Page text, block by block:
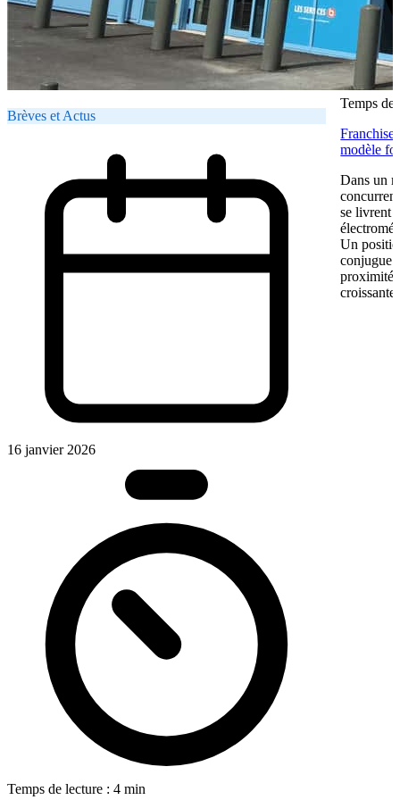
Brèves et Actus
16 janvier 2026
Temps de lecture : 4 min
Temps de
Franchise
modèle
Dans un
se livrent
Un
conjugue
proximité.